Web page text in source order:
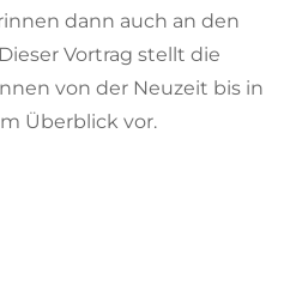
dann auch an den
Vortrag stellt die
von der Neuzeit bis in
Überblick vor.